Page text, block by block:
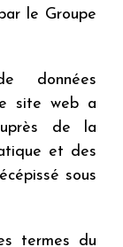
le Groupe
données
site web a
de la
et des
sous
termes du